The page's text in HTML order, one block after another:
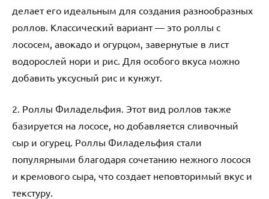
делает его идеальным для создания разнообразных
роллов. Классический вариант — это роллы с
лососем, авокадо и огурцом, завернутые в лист
водорослей нори и рис. Для особого вкуса можно
добавить уксусный рис и кунжут.
2. Роллы Филадельфия. Этот вид роллов также
базируется на лососе, но добавляется сливочный
сыр и огурец. Роллы Филадельфия стали
популярными благодаря сочетанию нежного лосося
и кремового сыра, что создает неповторимый вкус и
текстуру.